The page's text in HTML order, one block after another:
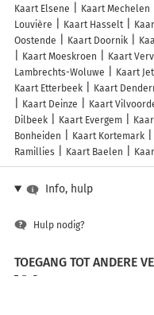
Kaart Elsene
Kaart Mechelen
Louvière
Kaart Hasselt
Oostende
Kaart Doornik
Kaart Moeskroen
Kaart
Lambrechts-Woluwe
Kaart
Kaart Etterbeek
Kaart
Kaart Deinze
Kaart
Dilbeek
Kaart Evergem
Bonheiden
Kaart Kortemark
Ramillies
Kaart Baelen
Info, hulp
Hulp nodig?
TOEGANG TOT ANDERE
France